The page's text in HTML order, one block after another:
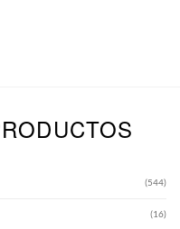
(544)
(16)